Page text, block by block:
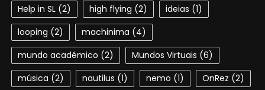
Help in SL(2) high flying (2) ideias (1)
looping (2) machinima (4)
mundo académico (2) Mundos Virtuais (6)
música (2) nautilus (1) nemo (1) OnRez (2)